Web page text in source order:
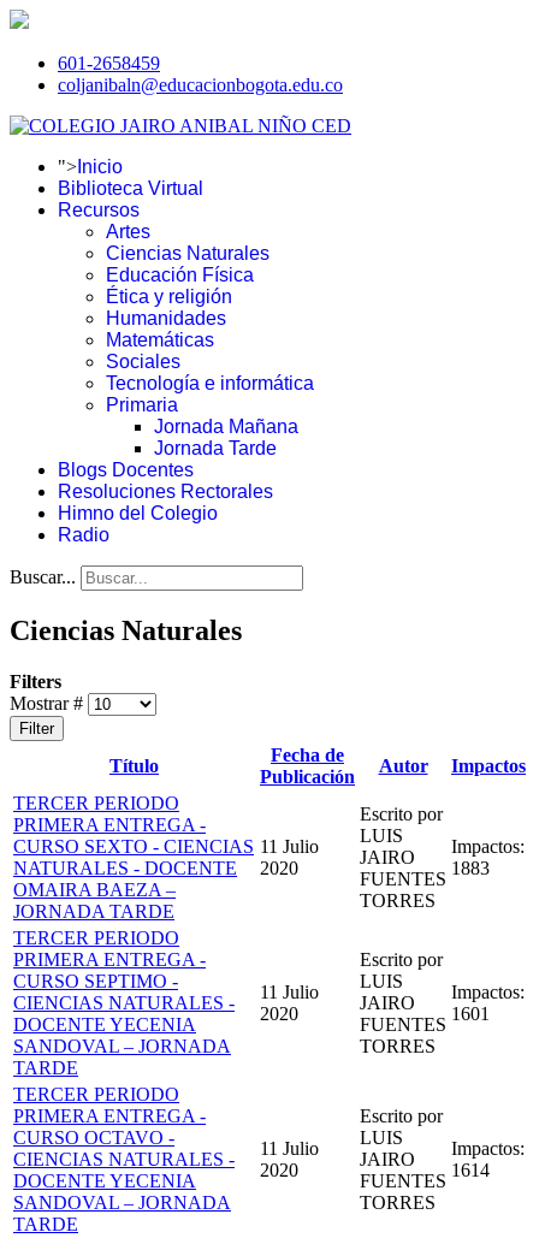
601-2658459
coljanibaln@educacionbogota.edu.co
"> Inicio
Biblioteca Virtual
Recursos
Artes
Ciencias Naturales
Educación Física
Ética y religión
Humanidades
Matemáticas
Sociales
Tecnología e informática
Primaria
Jornada Mañana
Jornada Tarde
Blogs Docentes
Resoluciones Rectorales
Himno del Colegio
Radio
Buscar...
Ciencias Naturales
Filters
Mostrar #
Filter
Título
Fecha de
Publicación
Autor
Impactos
TERCER PERIODO
PRIMERA ENTREGA -
CURSO SEXTO - CIENCIAS
NATURALES - DOCENTE
OMAIRA BAEZA –
JORNADA TARDE
11 Julio
2020
Escrito por
LUIS
JAIRO
FUENTES
TORRES
Impactos:
1883
TERCER PERIODO
PRIMERA ENTREGA -
CURSO SEPTIMO -
CIENCIAS NATURALES -
DOCENTE YECENIA
SANDOVAL – JORNADA
TARDE
11 Julio
2020
Escrito por
LUIS
JAIRO
FUENTES
TORRES
Impactos:
1601
TERCER PERIODO
PRIMERA ENTREGA -
CURSO OCTAVO -
CIENCIAS NATURALES -
DOCENTE YECENIA
SANDOVAL – JORNADA
TARDE
11 Julio
2020
Escrito por
LUIS
JAIRO
FUENTES
TORRES
Impactos:
1614